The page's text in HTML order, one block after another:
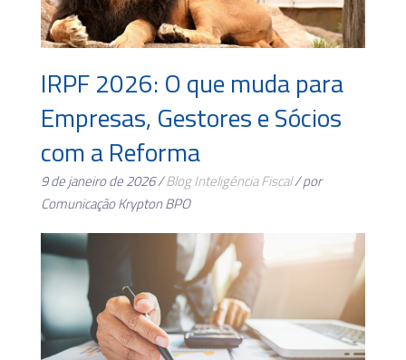
IRPF 2026: O que muda para
Empresas, Gestores e Sócios
com a Reforma
9 de janeiro de 2026 /BlogInteligência Fiscal/ por
Comunicação Krypton BPO